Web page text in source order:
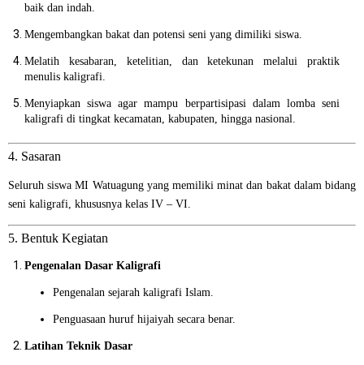
baik dan indah.
Mengembangkan bakat dan potensi seni yang dimiliki siswa.
Melatih kesabaran, ketelitian, dan ketekunan melalui praktik
menulis kaligrafi.
Menyiapkan siswa agar mampu berpartisipasi dalam lomba seni
kaligrafi di tingkat kecamatan, kabupaten, hingga nasional.
4. Sasaran
Seluruh siswa MI Watuagung yang memiliki minat dan bakat dalam bidang
seni kaligrafi, khususnya kelas IV – VI.
5. Bentuk Kegiatan
Pengenalan Dasar Kaligrafi
Pengenalan sejarah kaligrafi Islam.
Penguasaan huruf hijaiyah secara benar.
Latihan Teknik Dasar